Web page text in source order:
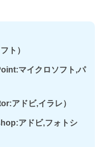
ト）
マイクロソフト,パ
アドビ,イラレ）
アドビ,フォトシ